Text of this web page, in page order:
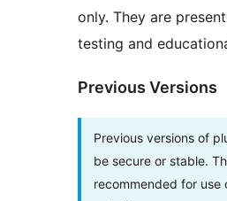
only. They are
testing and
Previous Versions
Previous versions of
be secure or stable.
recommended for use